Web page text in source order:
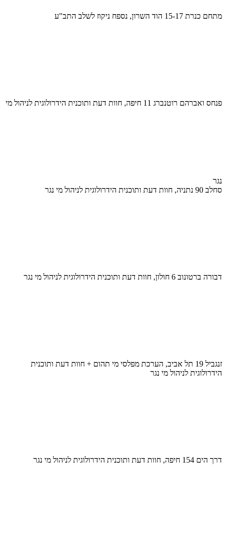
מתחם כנרת 15-17 הוד השרון, נספח ניקוז לשלב התב"ע
פנחס ואברהם רוטנברג 11 חיפה, חוות דעת ותוכנית הידרולוגית לניהול מי
נגר
סחלב 90 נתניה, חוות דעת ותוכנית הידרולוגית לניהול מי נגר
דבורה ברטונוב 6 חולון, חוות דעת ותוכנית הידרולוגית לניהול מי נגר
זנגביל 19 תל אביב, הערכת מפלסי מי תהום + חוות דעת ותוכנית
הידרולוגית לניהול מי נגר
דרך הים 154 חיפה, חוות דעת ותוכנית הידרולוגית לניהול מי נגר